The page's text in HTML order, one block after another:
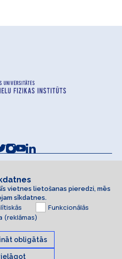
vietnes lietošanas pieredzi, mēs
sīkdatnes.
Funkcionālās
(reklāmas)
obligātās